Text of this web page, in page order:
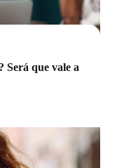
Será que vale a